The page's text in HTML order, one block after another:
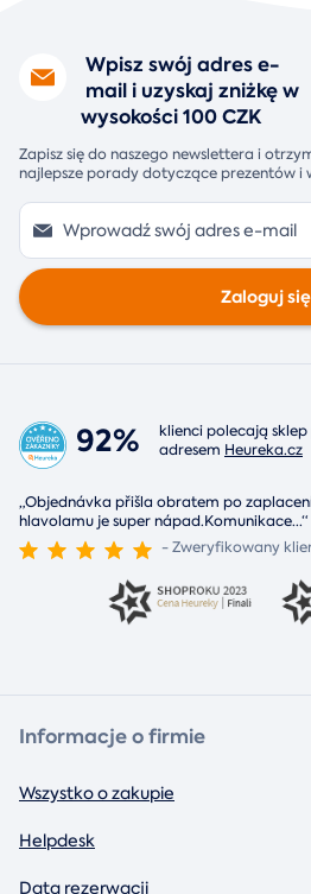
Wpisz swój adres e-
mail i uzyskaj zniżkę w
wysokości 100 CZK
Zapisz się do naszego newslettera i
najlepsze porady dotyczące prezentów i
Zaloguj się
92%
klienci polecają
adresem Heureka.cz
„Objednávka přišla obratem po
hlavolamu je super nápad.Komunikace...“
- Zweryfikowany
Informacje o firmie
Wszystko o zakupie
Helpdesk
Data rezerwacji